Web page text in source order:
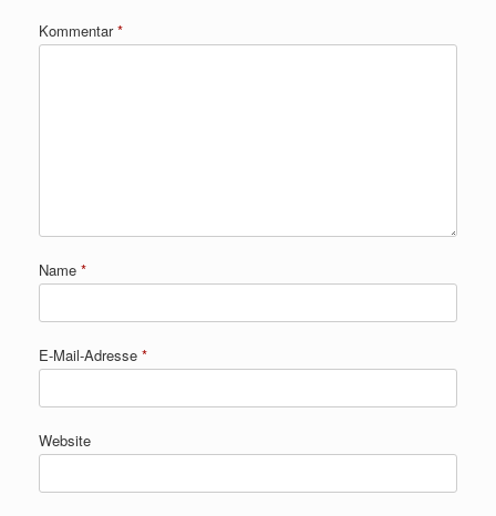
Kommentar*
Name *
E-Mail-Adresse *
Website